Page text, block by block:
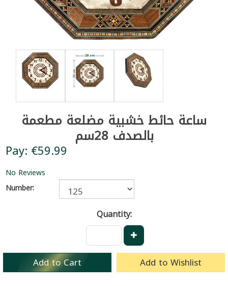
ساعة حائط خشبية مضلعة مطعمة
بالصدف 28سم
Pay: €59.99
No Reviews
Number:
Quantity:
Add to Cart Add to Wishlist